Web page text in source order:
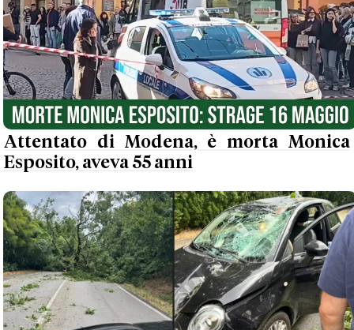
Attentato di Modena, è morta Monica
Esposito, aveva 55 anni